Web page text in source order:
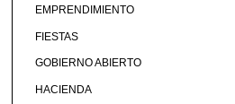
EMPRENDIMIENTO
FIESTAS
GOBIERNO ABIERTO
HACIENDA